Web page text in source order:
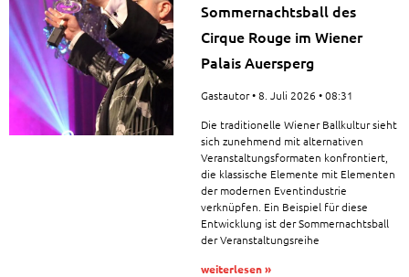
Sommernachtsball des
Cirque Rouge im Wiener
Palais Auersperg
Gastautor 8. Juli 2026 08:31
Die traditionelle Wiener Ballkultur sieht
sich zunehmend mit alternativen
Veranstaltungsformaten konfrontiert,
die klassische Elemente mit Elementen
der modernen Eventindustrie
verknüpfen. Ein Beispiel für diese
Entwicklung ist der Sommernachtsball
der Veranstaltungsreihe
weiterlesen »